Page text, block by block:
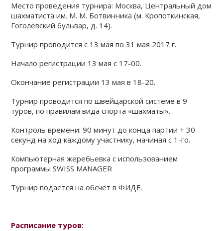
Место проведения турнира: Москва, Центральный дом
шахматиста им. М. М. Ботвинника (м. Кропоткинская,
Гоголевский бульвар, д. 14).
Турнир проводится с 13 мая по 31 мая 2017 г.
Начало регистрации 13 мая c 17-00.
Окончание регистрации 13 мая в 18-20.
Турнир проводится по швейцарской системе в 9
туров, по правилам вида спорта «шахматы».
Контроль времени: 90 минут до конца партии + 30
секунд на ход каждому участнику, начиная с 1-го.
Компьютерная жеребьевка с использованием
программы SWISS MANAGER
Турнир подается на обсчет в ФИДЕ.
Расписание туров: